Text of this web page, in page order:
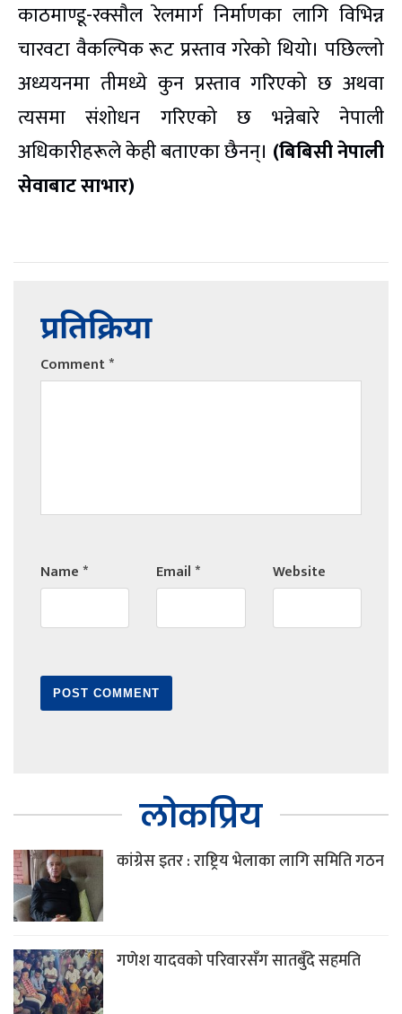
काठमाण्डू-रक्सौल रेलमार्ग निर्माणका लागि विभिन्न
चारवटा वैकल्पिक रूट प्रस्ताव गरेको थियो। पछिल्लो
अध्ययनमा तीमध्ये कुन प्रस्ताव गरिएको छ अथवा
त्यसमा संशोधन गरिएको छ भन्नेबारे नेपाली
अधिकारीहरूले केही बताएका छैनन्। (बिबिसी नेपाली
सेवाबाट साभार)
प्रतिक्रिया
Comment*
Name* Email* Website
लोकप्रिय
कांग्रेस इतर : राष्ट्रिय भेलाका लागि समिति गठन
गणेश यादवको परिवारसँग सातबुँदे सहमति